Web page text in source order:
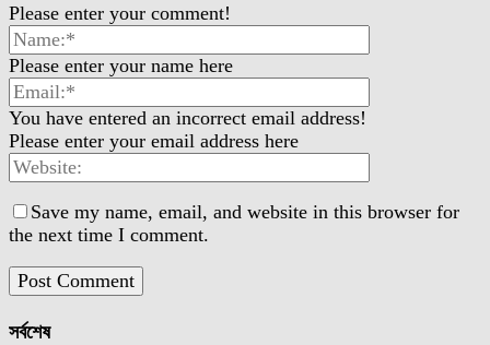
Please enter your comment!
Please enter your name here
You have entered an incorrect email address!
Please enter your email address here
Save my name, email, and website in this browser for
the next time I comment.
সর্বশেষ